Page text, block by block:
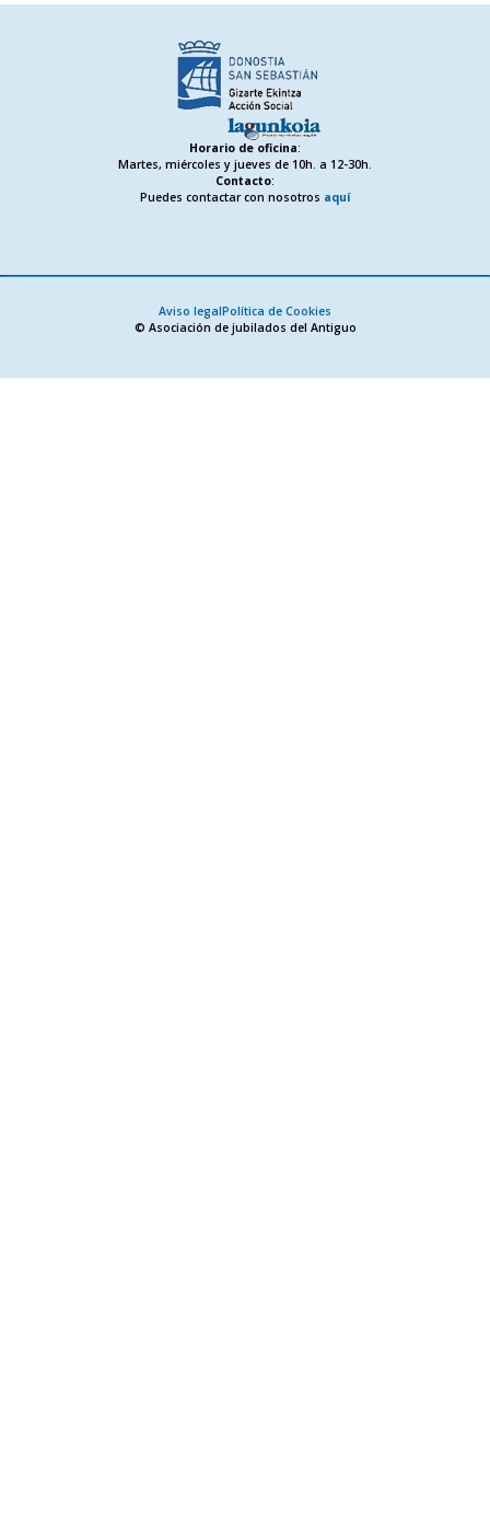
Horario de oficina:
Martes, miércoles y jueves de 10h. a 12-30h.
Contacto:
Puedes contactar con nosotros aquí
© Asociación de jubilados del Antiguo
Aviso legalPolítica de Cookies